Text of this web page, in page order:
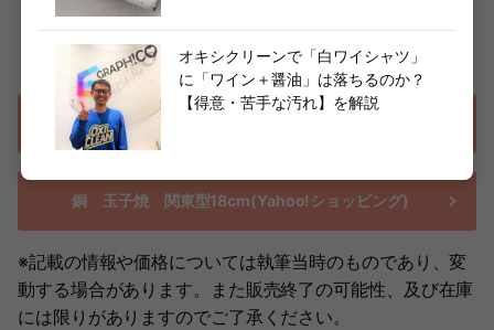
EBM 銅 玉子焼 関東型18cm 4,785円（税込）
銅 玉子焼 関東型18cm（楽天）
銅 玉子焼 関東型18cm(Yahoo!ショッピング)
※記載の情報や価格については執筆当時のものであり、変
動する場合があります。また販売終了の可能性、及び在庫
には限りがありますのでご了承ください。
オキシクリーンで「白ワイシャツ」
に「ワイン＋醤油」は落ちるのか？
【得意・苦手な汚れ】を解説